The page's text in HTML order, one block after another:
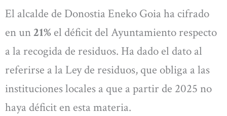
El alcalde de Donostia Eneko Goia ha cifrado
en un21% el déficit del Ayuntamiento respecto
a la recogida de residuos. Ha dado el dato al
referirse a la Ley de residuos, que obliga a las
instituciones locales a que a partir de 2025 no
haya déficit en esta materia.